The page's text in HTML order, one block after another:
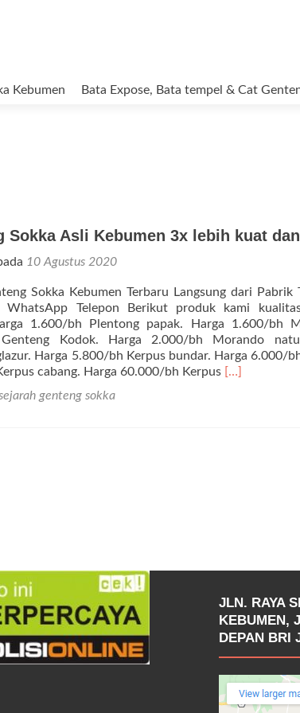
Kebumen
Bata Expose, Bata tempel & Cat
Sokka Asli Kebumen 3x lebih kuat
10 Agustus 2020
Sokka Kebumen Terbaru Langsung dari Pabrik
WhatsApp Telepon Berikut produk kami
1.600/bh Plentong papak. Harga 1.600/bh
Kodok. Harga 2.000/bh Morando
Harga 5.800/bh Kerpus bundar. Harga 6.000/
cabang. Harga 60.000/bh Kerpus Selengkapnya
[…]
genteng sokka
JLN. RAYA
KEBUMEN,
DEPAN BRI